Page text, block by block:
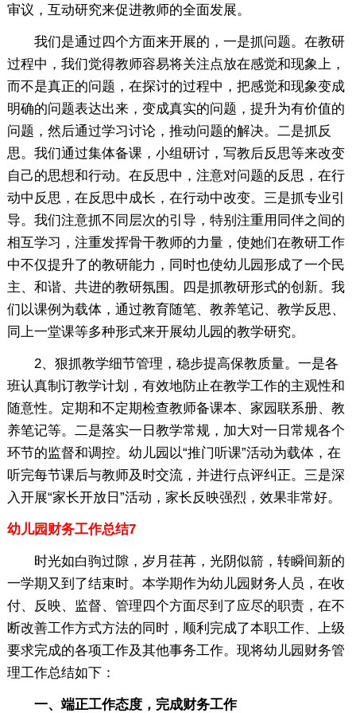
审议，互动研究来促进教师的全面发展。
我们是通过四个方面来开展的，一是抓问题。在教研
过程中，我们觉得教师容易将关注点放在感觉和现象上，
而不是真正的问题，在探讨的过程中，把感觉和现象变成
明确的问题表达出来，变成真实的问题，提升为有价值的
问题，然后通过学习讨论，推动问题的解决。二是抓反
思。我们通过集体备课，小组研讨，写教后反思等来改变
自己的思想和行动。在反思中，注意对问题的反思，在行
动中反思，在反思中成长，在行动中改变。三是抓专业引
导。我们注意抓不同层次的引导，特别注重用同伴之间的
相互学习，注重发挥骨干教师的力量，使她们在教研工作
中不仅提升了的教研能力，同时也使幼儿园形成了一个民
主、和谐、共进的教研氛围。四是抓教研形式的创新。我
们以课例为载体，通过教育随笔、教养笔记、教学反思、
同上一堂课等多种形式来开展幼儿园的教学研究。
2、狠抓教学细节管理，稳步提高保教质量。一是各
班认真制订教学计划，有效地防止在教学工作的主观性和
随意性。定期和不定期检查教师备课本、家园联系册、教
养笔记等。二是落实一日教学常规，加大对一日常规各个
环节的监督和调控。幼儿园以“推门听课”活动为载体，在
听完每节课后与教师及时交流，并进行点评纠正。三是深
入开展“家长开放日”活动，家长反映强烈，效果非常好。
幼儿园财务工作总结7
时光如白驹过隙，岁月荏苒，光阴似箭，转瞬间新的
一学期又到了结束时。本学期作为幼儿园财务人员，在收
付、反映、监督、管理四个方面尽到了应尽的职责，在不
断改善工作方式方法的同时，顺利完成了本职工作、上级
要求完成的各项工作及其他事务工作。现将幼儿园财务管
理工作总结如下：
一、端正工作态度，完成财务工作